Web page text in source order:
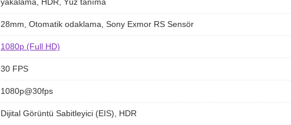
yakalama, HDR, Yüz tanıma
28mm, Otomatik odaklama, Sony Exmor RS Sensör
1080p (Full HD)
30 FPS
1080p@30fps
Dijital Görüntü Sabitleyici (EIS), HDR